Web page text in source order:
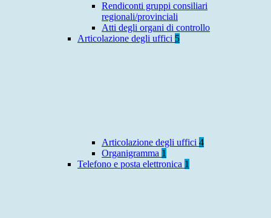
Rendiconti gruppi consiliari
regionali/provinciali
Atti degli organi di controllo
Articolazione degli uffici 5
Articolazione degli uffici 4
Organigramma 1
Telefono e posta elettronica 1